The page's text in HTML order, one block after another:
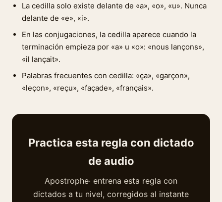
La cedilla solo existe delante de «a», «o», «u». Nunca
delante de «e», «i».
En las conjugaciones, la cedilla aparece cuando la
terminación empieza por «a» u «o»: «nous lançons»,
«il lançait».
Palabras frecuentes con cedilla: «ça», «garçon»,
«leçon», «reçu», «façade», «français».
Practica esta regla con dictado
de audio
Apostrophe· entrena esta regla con
dictados a tu nivel, corregidos al instante